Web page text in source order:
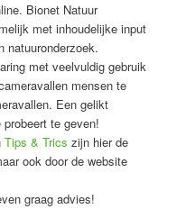
Bionet Natuur
met inhoudelijke input
natuuronderzoek.
met veelvuldig gebruik
mensen te
Een gelikt
te geven!
Tips & Trics zijn hier de
ook door de website
graag advies!